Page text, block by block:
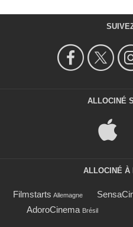
ALLOCINÉ
ALLOCINÉ À
Filmstarts Allemagne
AdoroCinema Brésil